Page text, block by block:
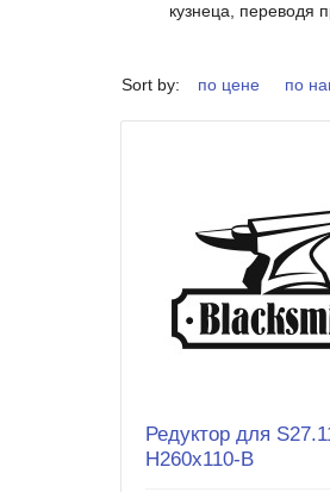
кузнеца, переводя
Sort by: по цене по
Редуктор для
H260x110-B